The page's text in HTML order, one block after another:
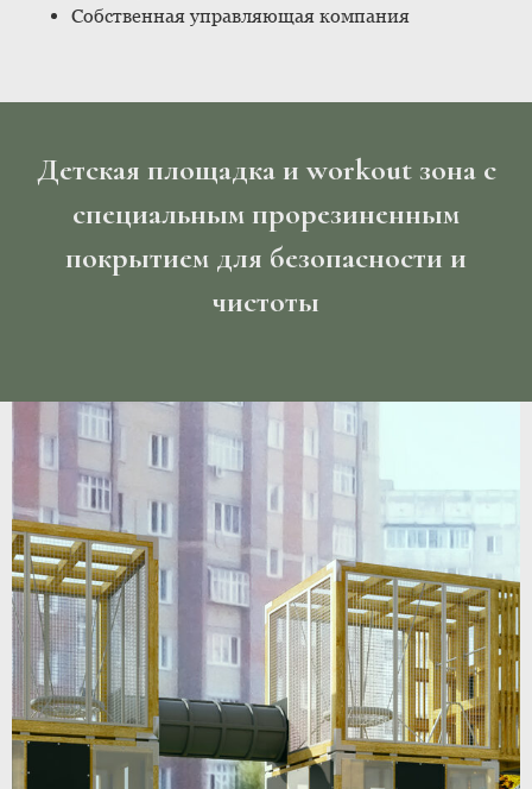
Собственная управляющая компания
Детская площадка и workout зона с
специальным прорезиненным
покрытием для безопасности и
чистоты